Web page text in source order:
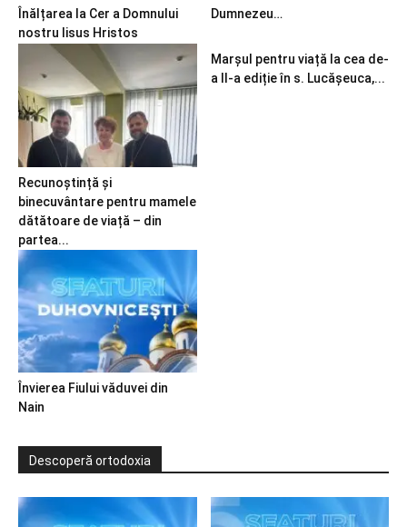
Înălțarea la Cer a Domnului
nostru Iisus Hristos
Dumnezeu…
Recunoștință și
binecuvântare pentru mamele
dătătoare de viață – din
partea...
Marșul pentru viață la cea de-
a II-a ediție în s. Lucășeuca,...
Învierea Fiului văduvei din
Nain
Descoperă ortodoxia